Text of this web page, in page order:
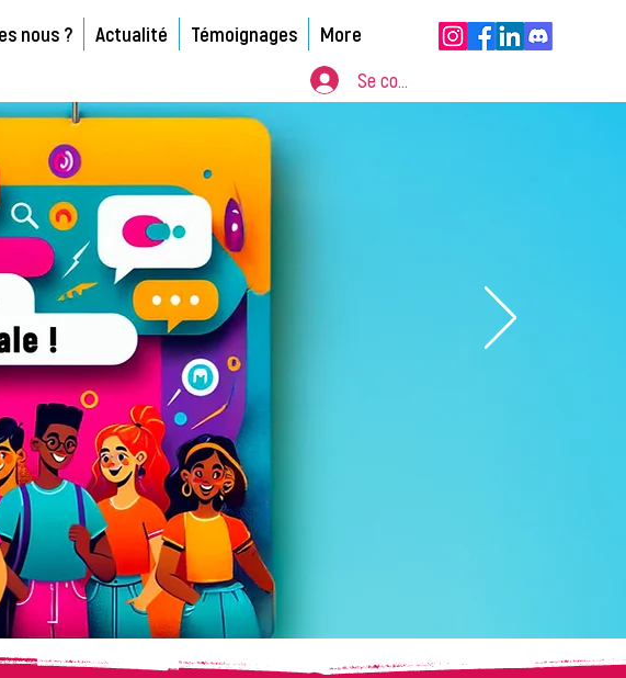
nous ? Actualité Témoignages More
Se connecter